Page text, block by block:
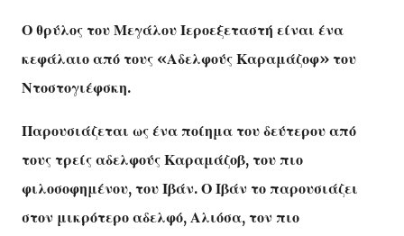
Ο θρύλος του Μεγάλου Ιεροεξεταστή είναι ένα
κεφάλαιο από τους «Αδελφούς Καραμάζοφ» του
Ντοστογιέφσκη.
Παρουσιάζεται ως ένα ποίημα του δεύτερου από
τους τρείς αδελφούς Καραμάζοβ, του πιο
φιλοσοφημένου, του Ιβάν. Ο Ιβάν το παρουσιάζει
στον μικρότερο αδελφό, Αλιόσα, τον πιο